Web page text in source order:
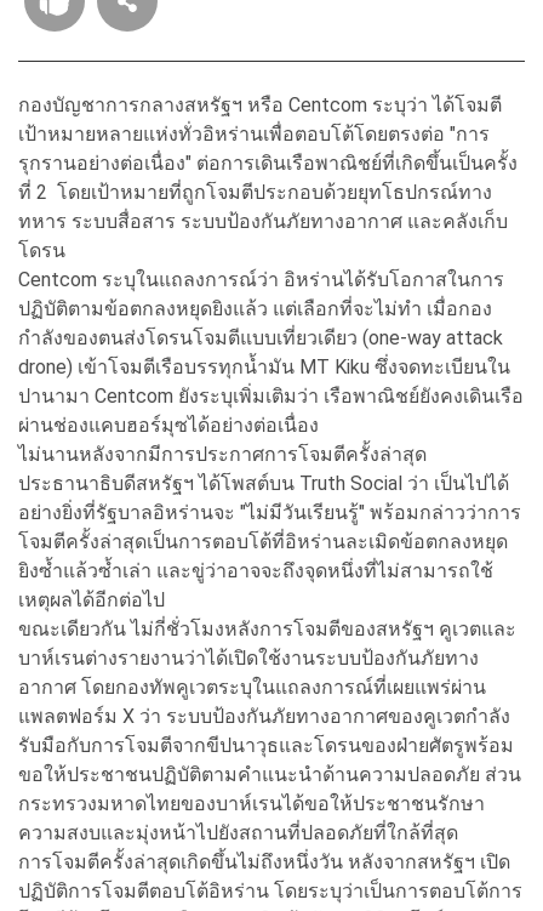
กองบัญชาการกลางสหรัฐฯ หรือ Centcom ระบุว่า ได้โจมตี
เป้าหมายหลายแห่งทั่วอิหร่านเพื่อตอบโต้โดยตรงต่อ "การ
รุกรานอย่างต่อเนื่อง" ต่อการเดินเรือพาณิชย์ที่เกิดขึ้นเป็นครั้ง
ที่ 2 โดยเป้าหมายที่ถูกโจมตีประกอบด้วยยุทโธปกรณ์ทาง
ทหาร ระบบสื่อสาร ระบบป้องกันภัยทางอากาศ และคลังเก็บ
โดรน
Centcom ระบุในแถลงการณ์ว่า อิหร่านได้รับโอกาสในการ
ปฏิบัติตามข้อตกลงหยุดยิงแล้ว แต่เลือกที่จะไม่ทำ เมื่อกอง
กำลังของตนส่งโดรนโจมตีแบบเที่ยวเดียว (one-way attack
drone) เข้าโจมตีเรือบรรทุกน้ำมัน MT Kiku ซึ่งจดทะเบียนใน
ปานามา Centcom ยังระบุเพิ่มเติมว่า เรือพาณิชย์ยังคงเดินเรือ
ผ่านช่องแคบฮอร์มุซได้อย่างต่อเนื่อง
ไม่นานหลังจากมีการประกาศการโจมตีครั้งล่าสุด
ประธานาธิบดีสหรัฐฯ ได้โพสต์บน Truth Social ว่า เป็นไปได้
อย่างยิ่งที่รัฐบาลอิหร่านจะ "ไม่มีวันเรียนรู้" พร้อมกล่าวว่าการ
โจมตีครั้งล่าสุดเป็นการตอบโต้ที่อิหร่านละเมิดข้อตกลงหยุด
ยิงซ้ำแล้วซ้ำเล่า และขู่ว่าอาจจะถึงจุดหนึ่งที่ไม่สามารถใช้
เหตุผลได้อีกต่อไป
ขณะเดียวกัน ไม่กี่ชั่วโมงหลังการโจมตีของสหรัฐฯ คูเวตและ
บาห์เรนต่างรายงานว่าได้เปิดใช้งานระบบป้องกันภัยทาง
อากาศ โดยกองทัพคูเวตระบุในแถลงการณ์ที่เผยแพร่ผ่าน
แพลตฟอร์ม X ว่า ระบบป้องกันภัยทางอากาศของคูเวตกำลัง
รับมือกับการโจมตีจากขีปนาวุธและโดรนของฝ่ายศัตรูพร้อม
ขอให้ประชาชนปฏิบัติตามคำแนะนำด้านความปลอดภัย ส่วน
กระทรวงมหาดไทยของบาห์เรนได้ขอให้ประชาชนรักษา
ความสงบและมุ่งหน้าไปยังสถานที่ปลอดภัยที่ใกล้ที่สุด
การโจมตีครั้งล่าสุดเกิดขึ้นไม่ถึงหนึ่งวัน หลังจากสหรัฐฯ เปิด
ปฏิบัติการโจมตีตอบโต้อิหร่าน โดยระบุว่าเป็นการตอบโต้การ